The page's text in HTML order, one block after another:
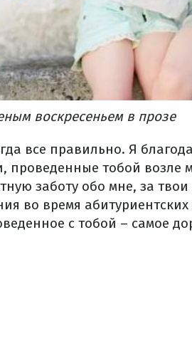
воскресеньем в прозе
все правильно. Я
проведенные тобой возле
заботу обо мне, за
во время
с тобой – самое